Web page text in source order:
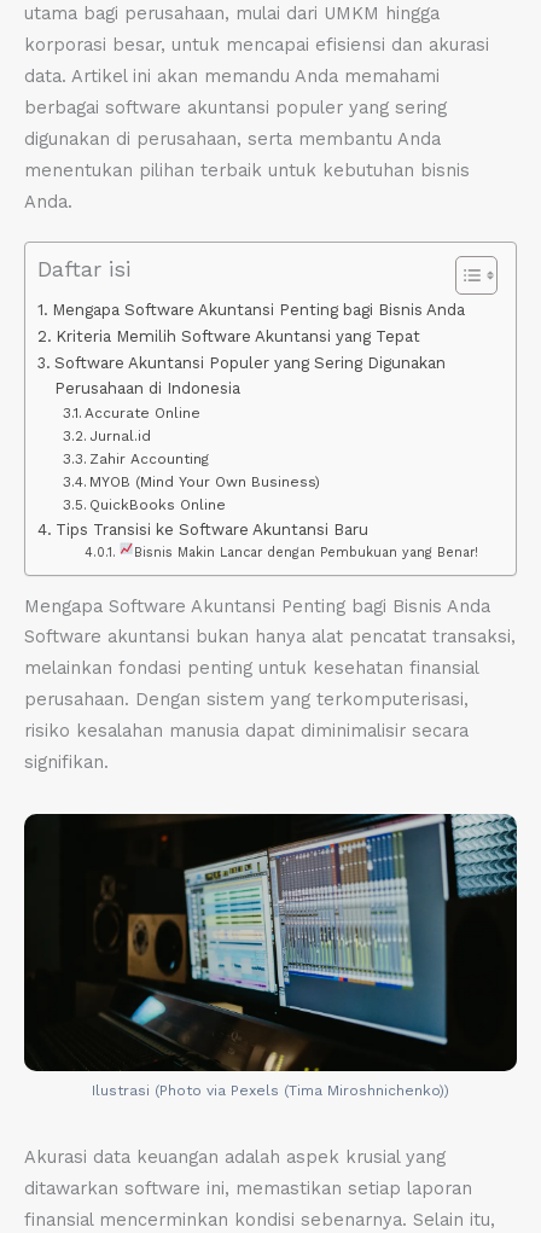
utama bagi perusahaan, mulai dari UMKM hingga
korporasi besar, untuk mencapai efisiensi dan akurasi
data. Artikel ini akan memandu Anda memahami
berbagai software akuntansi populer yang sering
digunakan di perusahaan, serta membantu Anda
menentukan pilihan terbaik untuk kebutuhan bisnis
Anda.
Daftar isi
Mengapa Software Akuntansi Penting bagi Bisnis Anda
Kriteria Memilih Software Akuntansi yang Tepat
Software Akuntansi Populer yang Sering Digunakan
Perusahaan di Indonesia
Accurate Online
Jurnal.id
Zahir Accounting
MYOB (Mind Your Own Business)
QuickBooks Online
Tips Transisi ke Software Akuntansi Baru
Bisnis Makin Lancar dengan Pembukuan yang Benar!
Mengapa Software Akuntansi Penting bagi Bisnis Anda
Software akuntansi bukan hanya alat pencatat transaksi,
melainkan fondasi penting untuk kesehatan finansial
perusahaan. Dengan sistem yang terkomputerisasi,
risiko kesalahan manusia dapat diminimalisir secara
signifikan.
Ilustrasi (Photo via Pexels (Tima Miroshnichenko))
Akurasi data keuangan adalah aspek krusial yang
ditawarkan software ini, memastikan setiap laporan
finansial mencerminkan kondisi sebenarnya. Selain itu,